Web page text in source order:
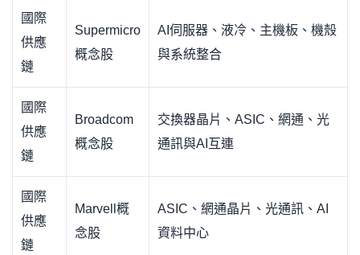
國際
供應
鏈
Supermicro
概念股
AI伺服器、液冷、主機板、機殼
與系統整合
國際
供應
鏈
Broadcom
概念股
交換器晶片、ASIC、網通、光
通訊與AI互連
國際
供應
鏈
Marvell概
念股
ASIC、網通晶片、光通訊、AI
資料中心